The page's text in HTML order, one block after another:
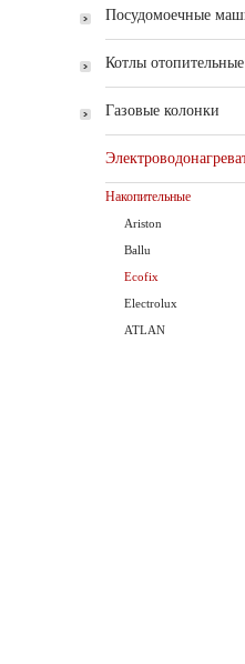
Посудомоечные
Котлы отопительные
Газовые колонки
Накопительные
Ariston
Ballu
Ecofix
Electrolux
ATLAN